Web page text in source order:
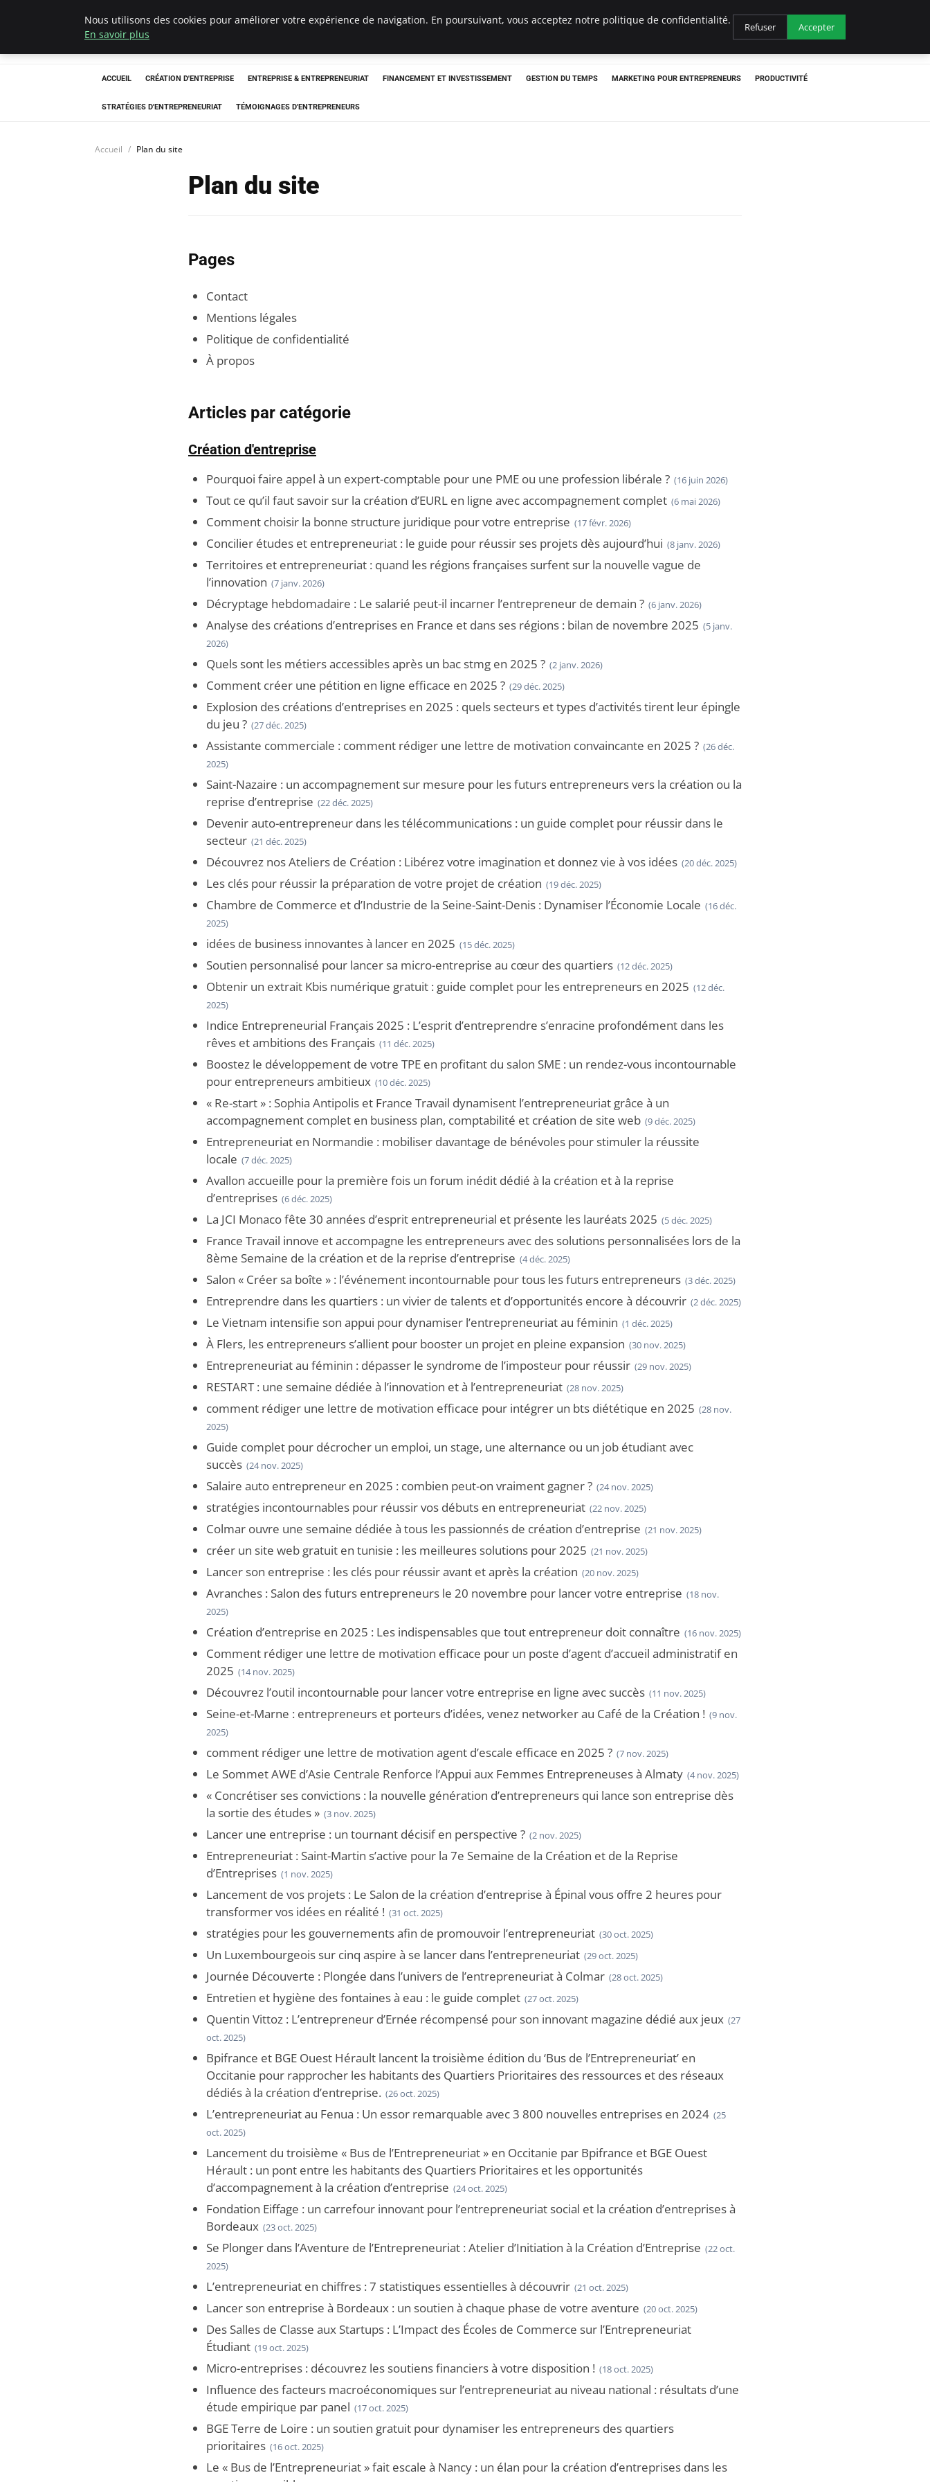
LECFCM
ACCUEIL CRÉATION D'ENTREPRISE ENTREPRISE & ENTREPRENEURIAT FINANCEMENT ET INVESTISSEMENT GESTION DU TEMPS MARKETING POUR ENTREPRENEURS PRODUCTIVITÉ
STRATÉGIES D'ENTREPRENEURIAT TÉMOIGNAGES D'ENTREPRENEURS
Accueil Plan du site
Plan du site
Pages
Contact
Mentions légales
Politique de confidentialité
À propos
Articles par catégorie
Création d'entreprise
Pourquoi faire appel à un expert-comptable pour une PME ou une profession libérale ? (16 juin 2026)
Tout ce qu’il faut savoir sur la création d’EURL en ligne avec accompagnement complet (6 mai 2026)
Comment choisir la bonne structure juridique pour votre entreprise (17 févr. 2026)
Concilier études et entrepreneuriat : le guide pour réussir ses projets dès aujourd’hui (8 janv. 2026)
Territoires et entrepreneuriat : quand les régions françaises surfent sur la nouvelle vague de
l’innovation (7 janv. 2026)
Décryptage hebdomadaire : Le salarié peut-il incarner l’entrepreneur de demain ? (6 janv. 2026)
Analyse des créations d’entreprises en France et dans ses régions : bilan de novembre 2025 (5 janv.
2026)
Quels sont les métiers accessibles après un bac stmg en 2025 ? (2 janv. 2026)
Comment créer une pétition en ligne efficace en 2025 ? (29 déc. 2025)
Explosion des créations d’entreprises en 2025 : quels secteurs et types d’activités tirent leur épingle
du jeu ? (27 déc. 2025)
Assistante commerciale : comment rédiger une lettre de motivation convaincante en 2025 ? (26 déc.
2025)
Saint-Nazaire : un accompagnement sur mesure pour les futurs entrepreneurs vers la création ou la
reprise d’entreprise (22 déc. 2025)
Devenir auto-entrepreneur dans les télécommunications : un guide complet pour réussir dans le
secteur (21 déc. 2025)
Découvrez nos Ateliers de Création : Libérez votre imagination et donnez vie à vos idées (20 déc. 2025)
Les clés pour réussir la préparation de votre projet de création (19 déc. 2025)
Chambre de Commerce et d’Industrie de la Seine-Saint-Denis : Dynamiser l’Économie Locale (16 déc.
2025)
idées de business innovantes à lancer en 2025 (15 déc. 2025)
Soutien personnalisé pour lancer sa micro-entreprise au cœur des quartiers (12 déc. 2025)
Obtenir un extrait Kbis numérique gratuit : guide complet pour les entrepreneurs en 2025 (12 déc.
2025)
Indice Entrepreneurial Français 2025 : L’esprit d’entreprendre s’enracine profondément dans les
rêves et ambitions des Français (11 déc. 2025)
Boostez le développement de votre TPE en profitant du salon SME : un rendez-vous incontournable
pour entrepreneurs ambitieux (10 déc. 2025)
« Re-start » : Sophia Antipolis et France Travail dynamisent l’entrepreneuriat grâce à un
accompagnement complet en business plan, comptabilité et création de site web (9 déc. 2025)
Entrepreneuriat en Normandie : mobiliser davantage de bénévoles pour stimuler la réussite
locale (7 déc. 2025)
Avallon accueille pour la première fois un forum inédit dédié à la création et à la reprise
d’entreprises (6 déc. 2025)
La JCI Monaco fête 30 années d’esprit entrepreneurial et présente les lauréats 2025 (5 déc. 2025)
France Travail innove et accompagne les entrepreneurs avec des solutions personnalisées lors de la
8ème Semaine de la création et de la reprise d’entreprise (4 déc. 2025)
Salon « Créer sa boîte » : l’événement incontournable pour tous les futurs entrepreneurs (3 déc. 2025)
Entreprendre dans les quartiers : un vivier de talents et d’opportunités encore à découvrir (2 déc. 2025)
Le Vietnam intensifie son appui pour dynamiser l’entrepreneuriat au féminin (1 déc. 2025)
À Flers, les entrepreneurs s’allient pour booster un projet en pleine expansion (30 nov. 2025)
Entrepreneuriat au féminin : dépasser le syndrome de l’imposteur pour réussir (29 nov. 2025)
RESTART : une semaine dédiée à l’innovation et à l’entrepreneuriat (28 nov. 2025)
comment rédiger une lettre de motivation efficace pour intégrer un bts diététique en 2025 (28 nov.
2025)
Guide complet pour décrocher un emploi, un stage, une alternance ou un job étudiant avec
succès (24 nov. 2025)
Salaire auto entrepreneur en 2025 : combien peut-on vraiment gagner ? (24 nov. 2025)
stratégies incontournables pour réussir vos débuts en entrepreneuriat (22 nov. 2025)
Colmar ouvre une semaine dédiée à tous les passionnés de création d’entreprise (21 nov. 2025)
créer un site web gratuit en tunisie : les meilleures solutions pour 2025 (21 nov. 2025)
Lancer son entreprise : les clés pour réussir avant et après la création (20 nov. 2025)
Avranches : Salon des futurs entrepreneurs le 20 novembre pour lancer votre entreprise (18 nov.
2025)
Création d’entreprise en 2025 : Les indispensables que tout entrepreneur doit connaître (16 nov. 2025)
Comment rédiger une lettre de motivation efficace pour un poste d’agent d’accueil administratif en
2025 (14 nov. 2025)
Découvrez l’outil incontournable pour lancer votre entreprise en ligne avec succès (11 nov. 2025)
Seine-et-Marne : entrepreneurs et porteurs d’idées, venez networker au Café de la Création ! (9 nov.
2025)
comment rédiger une lettre de motivation agent d’escale efficace en 2025 ? (7 nov. 2025)
Le Sommet AWE d’Asie Centrale Renforce l’Appui aux Femmes Entrepreneuses à Almaty (4 nov. 2025)
« Concrétiser ses convictions : la nouvelle génération d’entrepreneurs qui lance son entreprise dès
la sortie des études » (3 nov. 2025)
Lancer une entreprise : un tournant décisif en perspective ? (2 nov. 2025)
Entrepreneuriat : Saint-Martin s’active pour la 7e Semaine de la Création et de la Reprise
d’Entreprises (1 nov. 2025)
Lancement de vos projets : Le Salon de la création d’entreprise à Épinal vous offre 2 heures pour
transformer vos idées en réalité ! (31 oct. 2025)
stratégies pour les gouvernements afin de promouvoir l’entrepreneuriat (30 oct. 2025)
Un Luxembourgeois sur cinq aspire à se lancer dans l’entrepreneuriat (29 oct. 2025)
Journée Découverte : Plongée dans l’univers de l’entrepreneuriat à Colmar (28 oct. 2025)
Entretien et hygiène des fontaines à eau : le guide complet (27 oct. 2025)
Quentin Vittoz : L’entrepreneur d’Ernée récompensé pour son innovant magazine dédié aux jeux (27
oct. 2025)
Bpifrance et BGE Ouest Hérault lancent la troisième édition du ‘Bus de l’Entrepreneuriat’ en
Occitanie pour rapprocher les habitants des Quartiers Prioritaires des ressources et des réseaux
dédiés à la création d’entreprise. (26 oct. 2025)
L’entrepreneuriat au Fenua : Un essor remarquable avec 3 800 nouvelles entreprises en 2024 (25
oct. 2025)
Lancement du troisième « Bus de l’Entrepreneuriat » en Occitanie par Bpifrance et BGE Ouest
Hérault : un pont entre les habitants des Quartiers Prioritaires et les opportunités
d’accompagnement à la création d’entreprise (24 oct. 2025)
Fondation Eiffage : un carrefour innovant pour l’entrepreneuriat social et la création d’entreprises à
Bordeaux (23 oct. 2025)
Se Plonger dans l’Aventure de l’Entrepreneuriat : Atelier d’Initiation à la Création d’Entreprise (22 oct.
2025)
L’entrepreneuriat en chiffres : 7 statistiques essentielles à découvrir (21 oct. 2025)
Lancer son entreprise à Bordeaux : un soutien à chaque phase de votre aventure (20 oct. 2025)
Des Salles de Classe aux Startups : L’Impact des Écoles de Commerce sur l’Entrepreneuriat
Étudiant (19 oct. 2025)
Micro-entreprises : découvrez les soutiens financiers à votre disposition ! (18 oct. 2025)
Influence des facteurs macroéconomiques sur l’entrepreneuriat au niveau national : résultats d’une
étude empirique par panel (17 oct. 2025)
BGE Terre de Loire : un soutien gratuit pour dynamiser les entrepreneurs des quartiers
prioritaires (16 oct. 2025)
Le « Bus de l’Entrepreneuriat » fait escale à Nancy : un élan pour la création d’entreprises dans les
Nous utilisons des cookies pour améliorer votre expérience de navigation. En poursuivant, vous acceptez notre politique de confidentialité.
En savoir plus
Refuser Accepter